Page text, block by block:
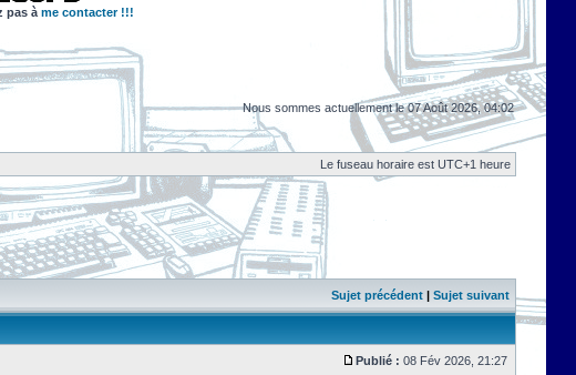
pas à me contacter !!!
Nous sommes actuellement le 07 Août 2026, 04:02
Le fuseau horaire est UTC+1 heure
Sujet précédent | Sujet suivant
Publié : 08 Fév 2026, 21:27